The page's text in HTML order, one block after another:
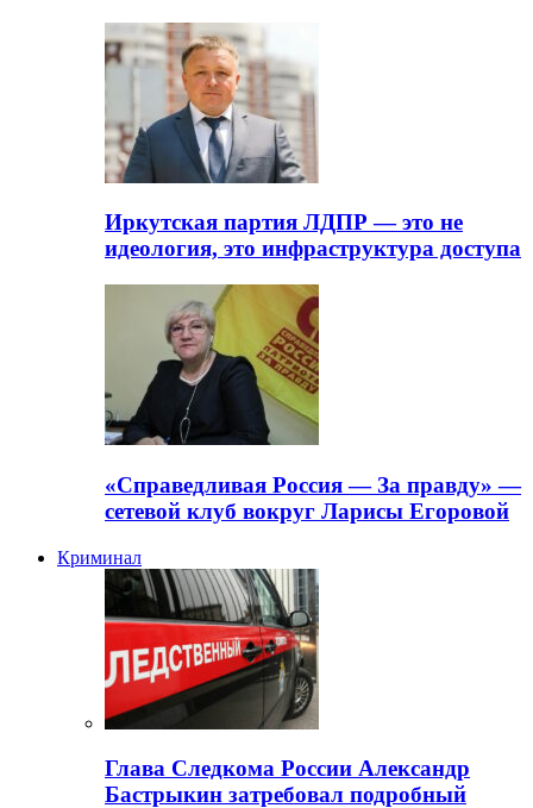
Иркутская партия ЛДПР — это не
идеология, это инфраструктура доступа
«Справедливая Россия — За правду» —
сетевой клуб вокруг Ларисы Егоровой
Криминал
Глава Следкома России Александр
Бастрыкин затребовал подробный